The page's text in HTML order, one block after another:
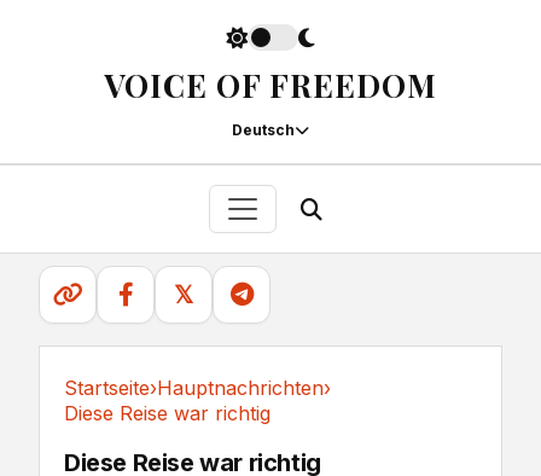
VOICE OF FREEDOM
Deutsch
𝕏
Startseite›Hauptnachrichten›
Diese Reise war richtig
Diese Reise war richtig